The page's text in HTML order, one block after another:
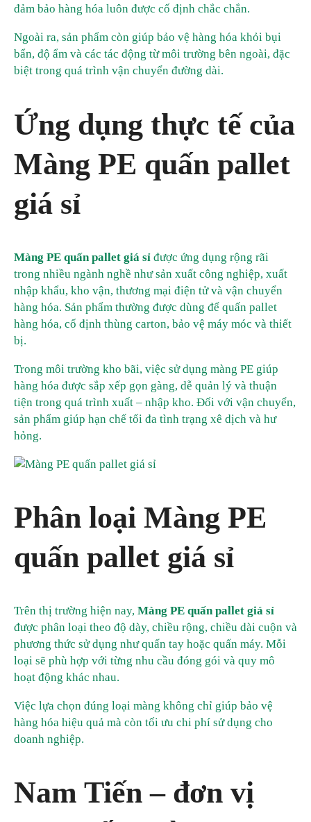
đảm bảo hàng hóa luôn được cố định chắc chắn.
Ngoài ra, sản phẩm còn giúp bảo vệ hàng hóa khỏi bụi
bẩn, độ ẩm và các tác động từ môi trường bên ngoài, đặc
biệt trong quá trình vận chuyển đường dài.
Ứng dụng thực tế của
Màng PE quấn pallet
giá sỉ
Màng PE quấn pallet giá sỉ được ứng dụng rộng rãi
trong nhiều ngành nghề như sản xuất công nghiệp, xuất
nhập khẩu, kho vận, thương mại điện tử và vận chuyển
hàng hóa. Sản phẩm thường được dùng để quấn pallet
hàng hóa, cố định thùng carton, bảo vệ máy móc và thiết
bị.
Trong môi trường kho bãi, việc sử dụng màng PE giúp
hàng hóa được sắp xếp gọn gàng, dễ quản lý và thuận
tiện trong quá trình xuất – nhập kho. Đối với vận chuyển,
sản phẩm giúp hạn chế tối đa tình trạng xê dịch và hư
hỏng.
Phân loại Màng PE
quấn pallet giá sỉ
Trên thị trường hiện nay, Màng PE quấn pallet giá sỉ
được phân loại theo độ dày, chiều rộng, chiều dài cuộn và
phương thức sử dụng như quấn tay hoặc quấn máy. Mỗi
loại sẽ phù hợp với từng nhu cầu đóng gói và quy mô
hoạt động khác nhau.
Việc lựa chọn đúng loại màng không chỉ giúp bảo vệ
hàng hóa hiệu quả mà còn tối ưu chi phí sử dụng cho
doanh nghiệp.
Nam Tiến – đơn vị